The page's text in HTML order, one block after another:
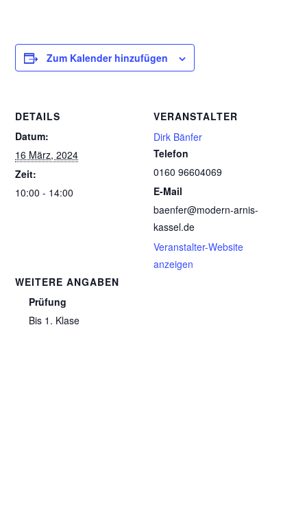
Zum Kalender hinzufügen
DETAILS
Datum:
16 März, 2024
Zeit:
10:00 - 14:00
VERANSTALTER
Dirk Bänfer
Telefon
0160 96604069
E-Mail
baenfer@modern-arnis-
kassel.de
Veranstalter-Website
anzeigen
WEITERE ANGABEN
Prüfung
Bis 1. Klase